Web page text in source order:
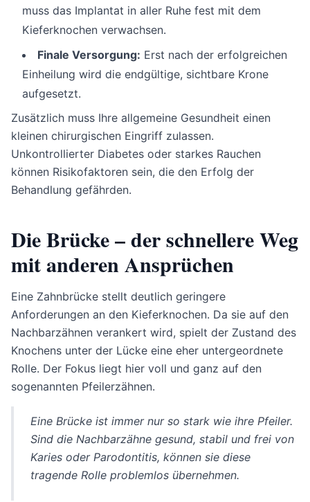
muss das Implantat in aller Ruhe fest mit dem
Kieferknochen verwachsen.
Finale Versorgung: Erst nach der erfolgreichen
Einheilung wird die endgültige, sichtbare Krone
aufgesetzt.
Zusätzlich muss Ihre allgemeine Gesundheit einen
kleinen chirurgischen Eingriff zulassen.
Unkontrollierter Diabetes oder starkes Rauchen
können Risikofaktoren sein, die den Erfolg der
Behandlung gefährden.
Die Brücke – der schnellere Weg
mit anderen Ansprüchen
Eine Zahnbrücke stellt deutlich geringere
Anforderungen an den Kieferknochen. Da sie auf den
Nachbarzähnen verankert wird, spielt der Zustand des
Knochens unter der Lücke eine eher untergeordnete
Rolle. Der Fokus liegt hier voll und ganz auf den
sogenannten Pfeilerzähnen.
Eine Brücke ist immer nur so stark wie ihre Pfeiler.
Sind die Nachbarzähne gesund, stabil und frei von
Karies oder Parodontitis, können sie diese
tragende Rolle problemlos übernehmen.